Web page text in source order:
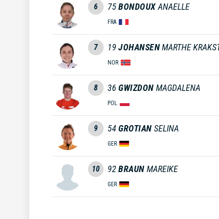
6 75BONDOUX ANAELLE
FRA
7 19 JOHANSENMARTHE
NOR
8 36 GWIZDON MAGDALENA
POL
9 54 GROTIAN SELINA
GER
10 92 BRAUN MAREIKE
GER